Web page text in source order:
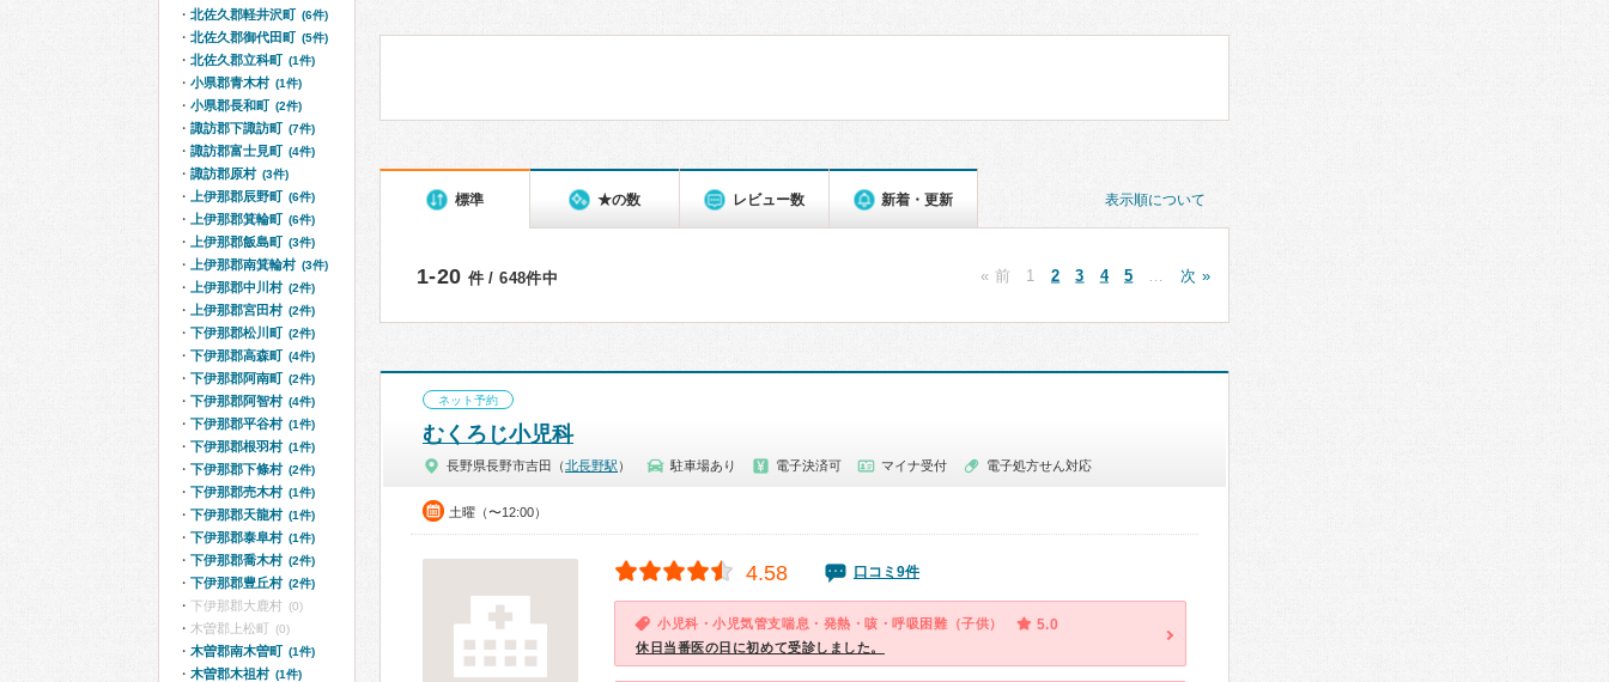
表示順について
標準 ★の数 レビュー数 新着・更新
1-20 件 / 648件中 « 前 1 2 3 4 5 次 »
ネット予約
むくろじ小児科
長野県長野市吉田（北長野駅 ） 駐車場あり 電子決済可 マイナ受付 電子処方せん対応
土曜（〜12:00）
4.58 口コミ9件
小児科・小児気管支喘息・発熱・咳・呼吸困難（子供） 5.0
休日当番医の日に初めて受診しました。
北佐久郡軽井沢町 (6件)
北佐久郡御代田町 (5件)
北佐久郡立科町 (1件)
小県郡青木村 (1件)
小県郡長和町 (2件)
諏訪郡下諏訪町 (7件)
諏訪郡富士見町 (4件)
諏訪郡原村 (3件)
上伊那郡辰野町 (6件)
上伊那郡箕輪町 (6件)
上伊那郡飯島町 (3件)
上伊那郡南箕輪村 (3件)
上伊那郡中川村 (2件)
上伊那郡宮田村 (2件)
下伊那郡松川町 (2件)
下伊那郡高森町 (4件)
下伊那郡阿南町 (2件)
下伊那郡阿智村 (4件)
下伊那郡平谷村 (1件)
下伊那郡根羽村 (1件)
下伊那郡下條村 (2件)
下伊那郡売木村 (1件)
下伊那郡天龍村 (1件)
下伊那郡泰阜村 (1件)
下伊那郡喬木村 (2件)
下伊那郡豊丘村 (2件)
下伊那郡大鹿村 (0)
木曽郡上松町 (0)
木曽郡南木曽町 (1件)
木曽郡木祖村 (1件)